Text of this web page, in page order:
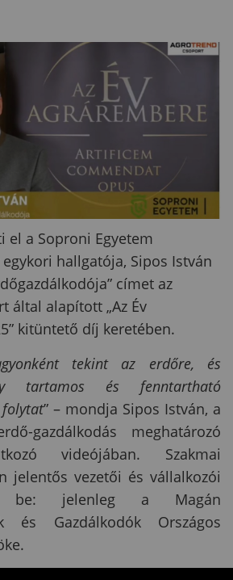
el a Soproni Egyetem
hallgatója, Sipos István
címet az
által alapított „Az Év
kitüntető díj keretében.
tekint az erdőre, és
tartamos és fenntartható
folytat” – mondja Sipos István, a
gazdálkodás meghatározó
videójában. Szakmai
jelentős vezetői és vállalkozói
be: jelenleg a Magán
és Gazdálkodók Országos